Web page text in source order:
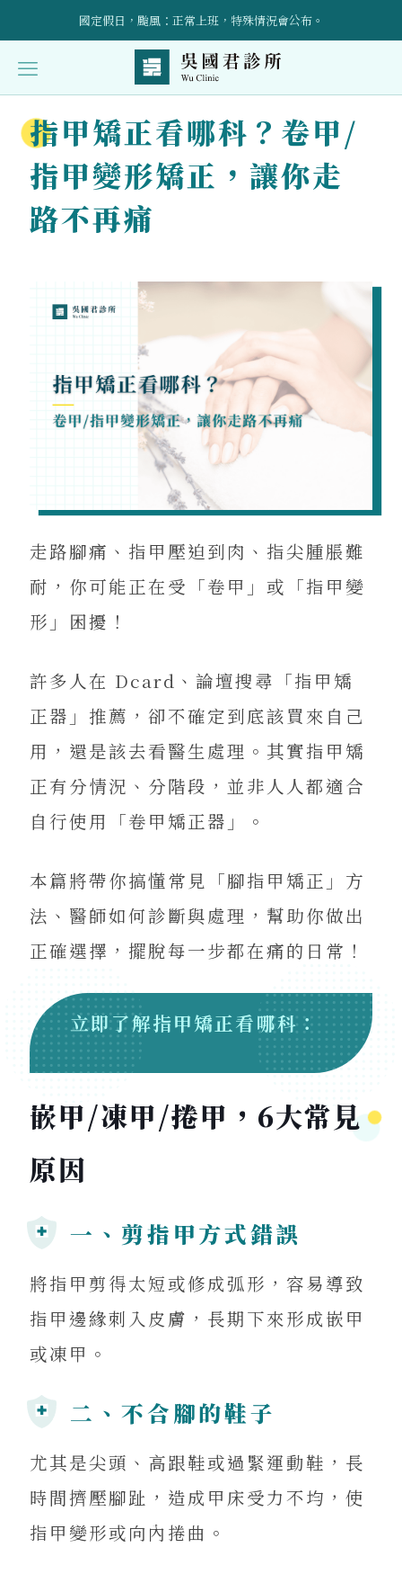
國定假日，颱風：正常上班，特殊情況會公布。
立即預約！請加入官方LINE帳號：@wuclinic 。
引進預防醫學點滴輸液治療、AI骨密設備，詳情請洽櫃檯～
受傷後的康復護理與自我照顧技巧全面指導
指甲矯正看哪科？卷甲/
指甲變形矯正，讓你走
路不再痛
走路腳痛、指甲壓迫到肉、指尖腫脹難
耐，你可能正在受「卷甲」或「指甲變
形」困擾！
許多人在 Dcard、論壇搜尋「指甲矯
正器」推薦，卻不確定到底該買來自己
用，還是該去看醫生處理。其實指甲矯
正有分情況、分階段，並非人人都適合
自行使用「卷甲矯正器」。
本篇將帶你搞懂常見「腳指甲矯正」方
法、醫師如何診斷與處理，幫助你做出
正確選擇，擺脫每一步都在痛的日常！
立即了解指甲矯正看哪科：
嵌甲/凍甲/捲甲，6大常見
原因
一、剪指甲方式錯誤
將指甲剪得太短或修成弧形，容易導致
指甲邊緣刺入皮膚，長期下來形成嵌甲
或凍甲。
二、不合腳的鞋子
尤其是尖頭、高跟鞋或過緊運動鞋，長
時間擠壓腳趾，造成甲床受力不均，使
指甲變形或向內捲曲。